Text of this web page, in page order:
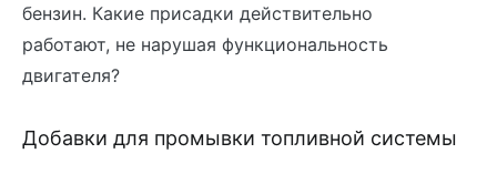
бензин. Какие присадки действительно
работают, не нарушая функциональность
двигателя?
Добавки для промывки топливной системы